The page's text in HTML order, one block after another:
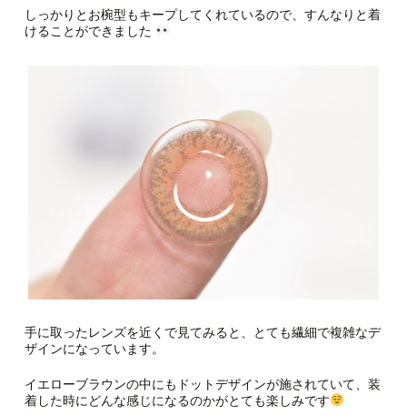
しっかりとお椀型もキープしてくれているので、すんなりと着
けることができました
手に取ったレンズを近くで見てみると、とても繊細で複雑なデ
ザインになっています。
イエローブラウンの中にもドットデザインが施されていて、装
着した時にどんな感じになるのかがとても楽しみです